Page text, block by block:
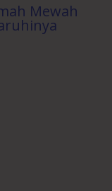
Mewah